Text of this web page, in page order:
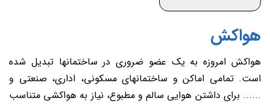
هواکش
هواکش امروزه به یک عضو ضروری در ساختمانها تبدیل شده
است. تمامی اماکن و ساختمانهای مسکونی، اداری، صنعتی و
...... برای داشتن هوایی سالم و مطبوع، نیاز به هواکشی متناسب